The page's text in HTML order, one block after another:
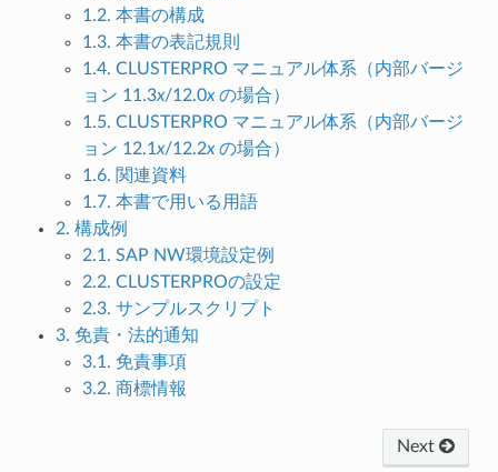
1.2. 本書の構成
1.3. 本書の表記規則
1.4. CLUSTERPRO マニュアル体系（内部バージ
ョン 11.3x/12.0xの場合）
1.5. CLUSTERPRO マニュアル体系（内部バージ
ョン 12.1 x/12.2xの場合）
1.6. 関連資料
1.7. 本書で用いる用語
2. 構成例
2.1. SAP NW環境設定例
2.2. CLUSTERPROの設定
2.3. サンプルスクリプト
3. 免責・法的通知
3.1. 免責事項
3.2. 商標情報
Next